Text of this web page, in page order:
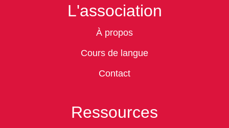
L'association
À propos
Cours de langue
Contact
Ressources